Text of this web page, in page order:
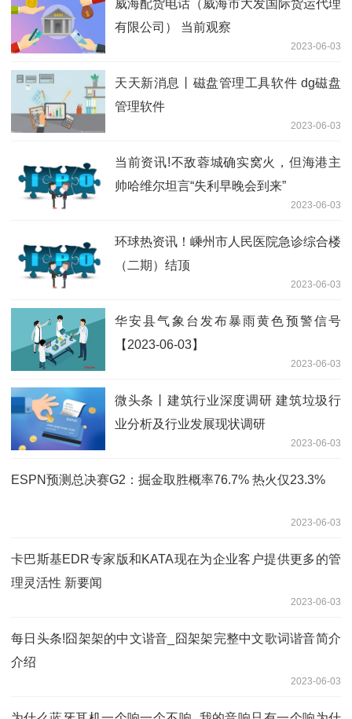
威海配货电话（威海市大发国际货运代理
有限公司） 当前观察
2023-06-03
天天新消息丨磁盘管理工具软件 dg磁盘
管理软件
2023-06-03
当前资讯!不敌蓉城确实窝火，但海港主
帅哈维尔坦言“失利早晚会到来”
2023-06-03
环球热资讯！嵊州市人民医院急诊综合楼
（二期）结顶
2023-06-03
华安县气象台发布暴雨黄色预警信号
【2023-06-03】
2023-06-03
微头条丨建筑行业深度调研 建筑垃圾行
业分析及行业发展现状调研
2023-06-03
ESPN预测总决赛G2：掘金取胜概率76.7% 热火仅23.3%
2023-06-03
卡巴斯基EDR专家版和KATA现在为企业客户提供更多的管
理灵活性 新要闻
2023-06-03
每日头条!囧架架的中文谐音_囧架架完整中文歌词谐音简介
介绍
2023-06-03